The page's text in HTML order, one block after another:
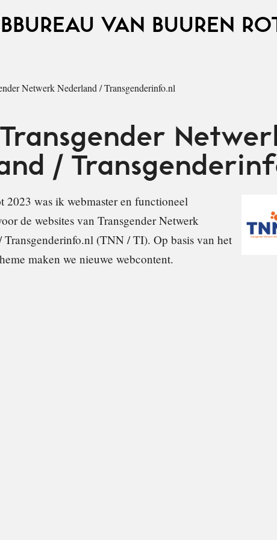
VAN BUUREN
Netwerk Nederland / Transgenderinfo.nl
/
2023 was ik webmaster en functioneel
de websites van Transgender Netwerk
Transgenderinfo.nl (TNN / TI). Op basis van het
maken we nieuwe webcontent.